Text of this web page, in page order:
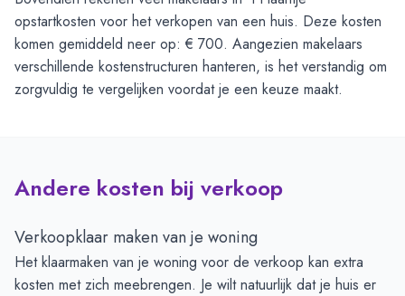
opstartkosten voor het verkopen van een huis. Deze kosten
komen gemiddeld neer op: € 700. Aangezien makelaars
verschillende kostenstructuren hanteren, is het verstandig om
zorgvuldig te vergelijken voordat je een keuze maakt.
Andere kosten bij verkoop
Verkoopklaar maken van je woning
Het klaarmaken van je woning voor de verkoop kan extra
kosten met zich meebrengen. Je wilt natuurlijk dat je huis er